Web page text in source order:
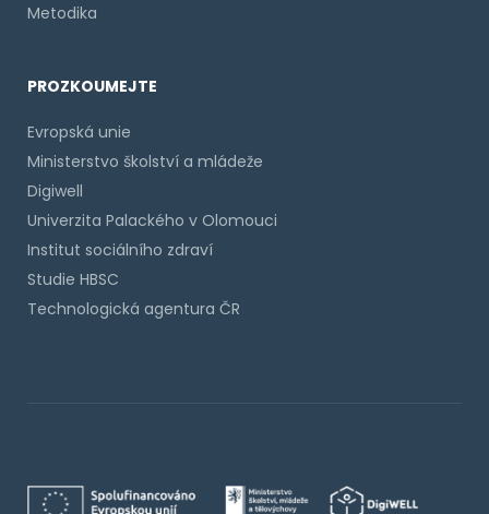
Metodika
PROZKOUMEJTE
Evropská unie
Ministerstvo školství a mládeže
Digiwell
Univerzita Palackého v Olomouci
Institut sociálního zdraví
Studie HBSC
Technologická agentura ČR